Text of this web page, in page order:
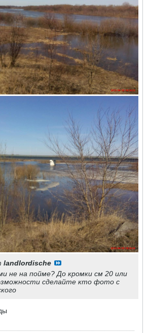
landlordische
не на пойме? До кромки см 20 или
сделайте кто фото с